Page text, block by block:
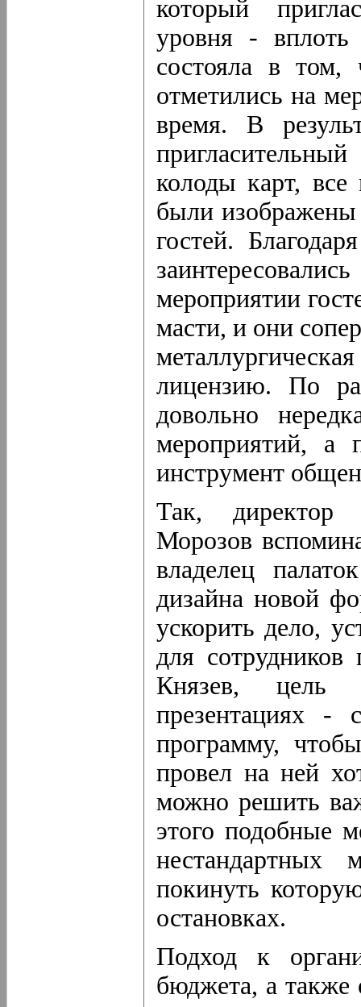
который
уровня - вплоть
состояла в
отметились на
время. В
колоды карт,
были
гостей.
мероприятии
масти, и они
лицензию. По
довольно
мероприятий, а
инструмент
Так, директор
Морозов
владелец
дизайна новой
ускорить дело,
для
Князев, цель
презентациях -
программу,
провел на ней
можно решить
этого подобные
покинуть
остановках.
Подход к
бюджета, а также